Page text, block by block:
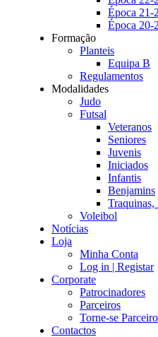
Época 21-
Época 20-
Formação
Planteis
Equipa B
Regulamentos
Modalidades
Judo
Futsal
Veteranos
Seniores
Juvenis
Iniciados
Infantis
Benjamins
Traquinas,
Voleibol
Notícias
Loja
Minha Conta
Log in | Registar
Corporate
Patrocinadores
Parceiros
Torne-se Parceiro
Contactos